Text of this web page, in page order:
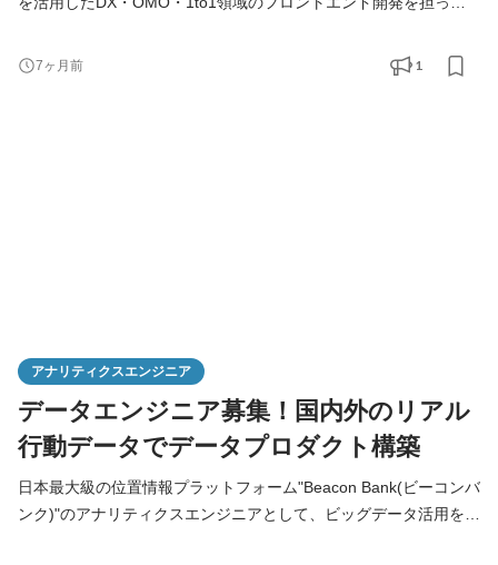
ス、CRMサービス、分析サービスなど。 【具体的な業務内容】 ■
自社プロダクト（位置情報ビッグデータが関連する）のフロント
7ヶ月前 1
アナリティクスエンジニア
データエンジニア募集！国内外のリアル
行動データでデータプロダクト構築
日本最大級の位置情報プラットフォーム"Beacon Bank(ビーコンバ
ンク)"のアナリティクスエンジニアとして、ビッグデータ活用を推